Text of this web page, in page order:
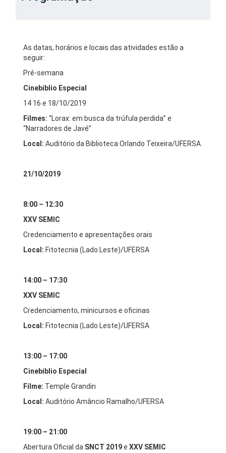
As datas, horários e locais das atividades estão a
seguir:
Pré-semana
Cinebiblio Especial
14 16 e 18/10/2019
Filmes: “Lorax: em busca da trúfula perdida” e
“Narradores de Javé”
Local: Auditório da Biblioteca Orlando Teixeira/UFERSA
21/10/2019
8:00 – 12:30
XXV SEMIC
Credenciamento e apresentações orais
Local: Fitotecnia (Lado Leste)/UFERSA
14:00 – 17:30
XXV SEMIC
Credenciamento, minicursos e oficinas
Local: Fitotecnia (Lado Leste)/UFERSA
13:00 – 17:00
Cinebiblio Especial
Filme: Temple Grandin
Local: Auditório Amâncio Ramalho/UFERSA
19:00 – 21:00
Abertura Oficial da SNCT 2019e XXV SEMIC